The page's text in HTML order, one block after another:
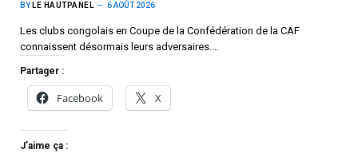
BY LE HAUTPANEL 6 AOÛT 2026
Les clubs congolais en Coupe de la Confédération de la CAF
connaissent désormais leurs adversaires.…
Partager :
Facebook X
J’aime ça :